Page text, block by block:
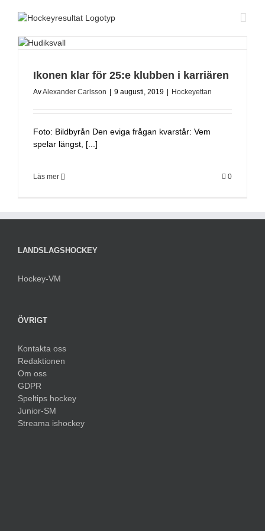
Ikonen klar för 25:e klubben i karriären
AvAlexander Carlsson 9 augusti, 2019 Hockeyettan
Foto: Bildbyrån Den eviga frågan kvarstår: Vem
spelar längst, [...]
Läs mer 0
LANDSLAGSHOCKEY
Hockey-VM
ÖVRIGT
Kontakta oss
Redaktionen
Om oss
GDPR
Speltips hockey
Junior-SM
Streama ishockey